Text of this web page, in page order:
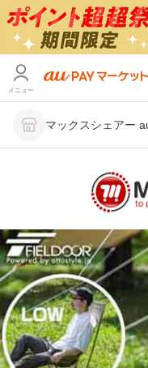
メニュー
マックスシェアー